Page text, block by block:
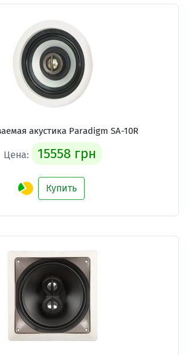
акустика Paradigm SA-10R
Цена: 15558 грн
Купить